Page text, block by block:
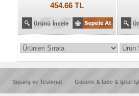
454.66 TL
Sipariş ve Teslimat Garanti & İade & İptal